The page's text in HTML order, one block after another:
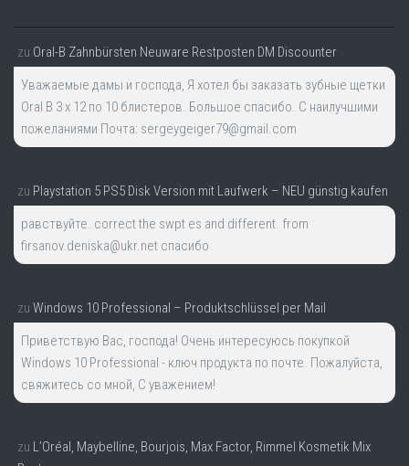
zu Oral-B Zahnbürsten Neuware Restposten DM Discounter
Уважаемые дамы и господа, Я хотел бы заказать зубные щетки
Oral B 3 x 12 по 10 блистеров. Большое спасибо. С наилучшими
пожеланиями Почта: sergeygeiger79@gmail.com
zu Playstation 5 PS5 Disk Version mit Laufwerk – NEU günstig kaufen
равствуйте. correct the swpt es and different. from
firsanov.deniska@ukr.net спасибо
zu Windows 10 Professional – Produktschlüssel per Mail
Приветствую Вас, господа! Очень интересуюсь покупкой
Windows 10 Professional - ключ продукта по почте. Пожалуйста,
свяжитесь со мной, С уважением!
zu L’Oréal, Maybelline, Bourjois, Max Factor, Rimmel Kosmetik Mix